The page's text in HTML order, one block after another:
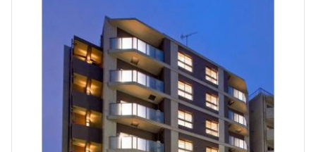
2LDK+2WIC+SIC
三井の賃貸 ペット可
お問合せ 追加
賃料改定
6階 ７０７